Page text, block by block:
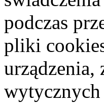
podczas
pliki
urządzenia,